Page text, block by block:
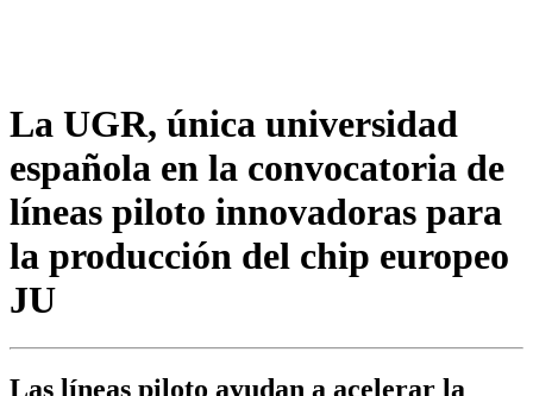
La UGR, única universidad
española en la convocatoria de
líneas piloto innovadoras para
la producción del chip europeo
JU
Las líneas piloto ayudan a acelerar la